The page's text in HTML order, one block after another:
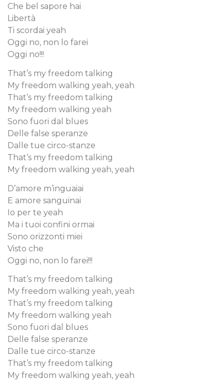
Che bel sapore hai
Libertà
Ti scordai yeah
Oggi no, non lo farei
Oggi no!!!
That’s my freedom talking
My freedom walking yeah, yeah
That’s my freedom talking
My freedom walking yeah
Sono fuori dal blues
Delle false speranze
Dalle tue circo-stanze
That’s my freedom talking
My freedom walking yeah, yeah
D’amore m’inguaiai
E amore sanguinai
Io per te yeah
Ma i tuoi confini ormai
Sono orizzonti miei
Visto che
Oggi no, non lo farei!!!
That’s my freedom talking
My freedom walking yeah, yeah
That’s my freedom talking
My freedom walking yeah
Sono fuori dal blues
Delle false speranze
Dalle tue circo-stanze
That’s my freedom talking
My freedom walking yeah, yeah